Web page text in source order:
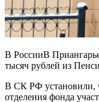
В РоссииВ
тысяч рублей из
В СК РФ установили,
отделения фонда